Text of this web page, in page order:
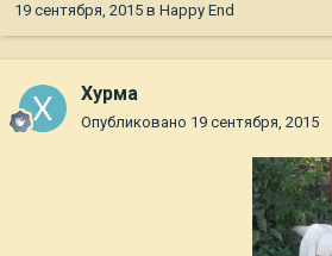
19 сентября, 2015 в Happy End
Хурма
Опубликовано 19 сентября, 2015